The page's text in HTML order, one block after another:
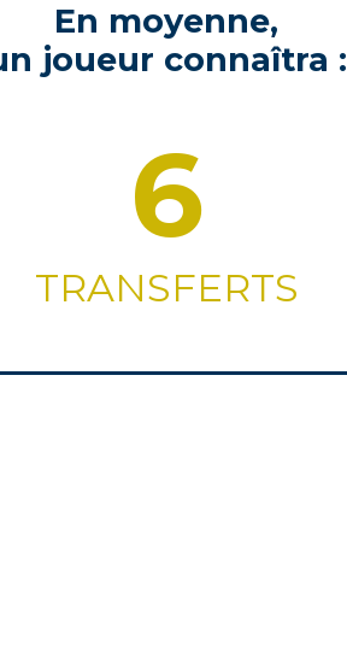
En moyenne,
joueur connaîtra :
6
TRANSFERTS